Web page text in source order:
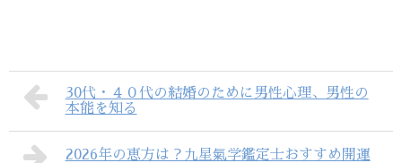
30代・４０代の結婚のために男性心理、男性の
本能を知る
2026年の恵方は？九星氣学鑑定士おすすめ開運